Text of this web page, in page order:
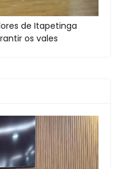
de Itapetinga
os vales